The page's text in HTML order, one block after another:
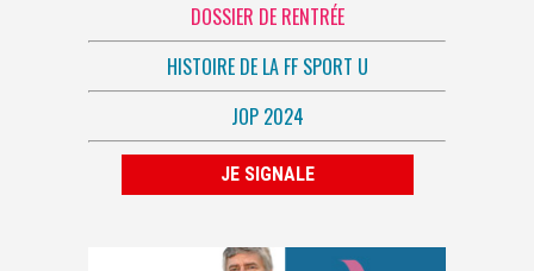
DOSSIER DE RENTRÉE
HISTOIRE DE LA FF SPORT U
JOP 2024
JE SIGNALE